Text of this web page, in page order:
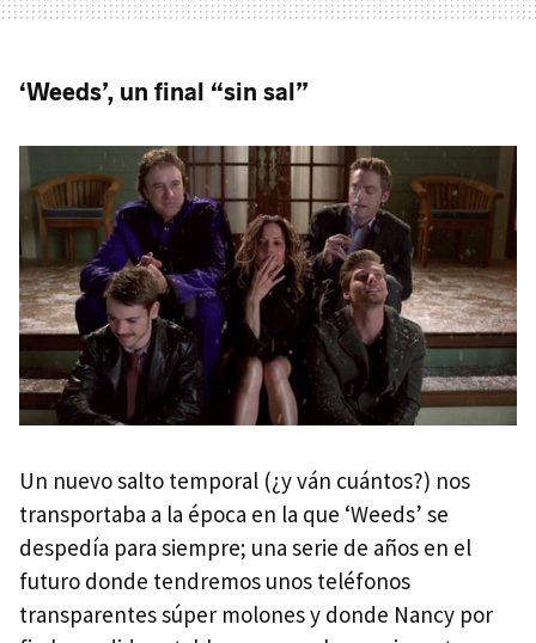
‘Weeds’, un final “sin sal”
Un nuevo salto temporal (¿y ván cuántos?) nos
transportaba a la época en la que ‘Weeds’ se
despedía para siempre; una serie de años en el
futuro donde tendremos unos teléfonos
transparentes súper molones y donde Nancy por